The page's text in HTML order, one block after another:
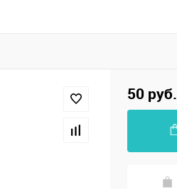
50 руб.